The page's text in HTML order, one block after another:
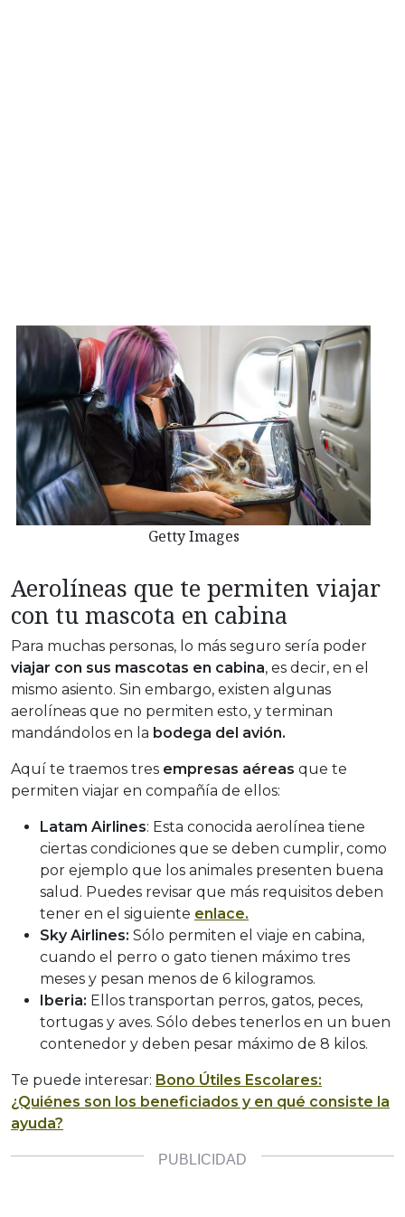
Getty Images
Aerolíneas que te permiten viajar
con tu mascota en cabina
Para muchas personas, lo más seguro sería poder
viajar con sus mascotas en cabina, es decir, en el
mismo asiento. Sin embargo, existen algunas
aerolíneas que no permiten esto, y terminan
mandándolos en la bodega del avión.
Aquí te traemos tres empresas aéreas que te
permiten viajar en compañía de ellos:
Latam Airlines: Esta conocida aerolínea tiene
ciertas condiciones que se deben cumplir, como
por ejemplo que los animales presenten buena
salud. Puedes revisar que más requisitos deben
tener en el siguiente enlace.
Sky Airlines: Sólo permiten el viaje en cabina,
cuando el perro o gato tienen máximo tres
meses y pesan menos de 6 kilogramos.
Iberia: Ellos transportan perros, gatos, peces,
tortugas y aves. Sólo debes tenerlos en un buen
contenedor y deben pesar máximo de 8 kilos.
Te puede interesar: Bono Útiles Escolares:
¿Quiénes son los beneficiados y en qué consiste la
ayuda?